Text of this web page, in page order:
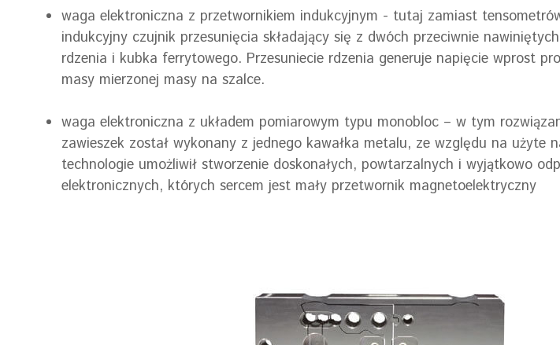
waga elektroniczna z przetwornikiem indukcyjnym - tutaj zamiast
indukcyjny czujnik przesunięcia składający się z dwóch przeciwnie
rdzenia i kubka ferrytowego. Przesuniecie rdzenia generuje napięcie wprost
masy mierzonej masy na szalce.
waga elektroniczna z układem pomiarowym typu monobloc – w tym
zawieszek został wykonany z jednego kawałka metalu, ze względu na użyte
technologie umożliwił stworzenie doskonałych, powtarzalnych i wyjątkowo
elektronicznych, których sercem jest mały przetwornik magnetoelektryczny